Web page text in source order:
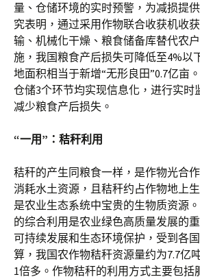
量、仓储环境的实时预警，为减损提
究表明，通过采用作物联合收获机收
输、机械化干燥、粮食储备库替代农
施，我国粮食产后损失可降低至4%以
地面积相当于新增“无形良田”0.7亿亩
仓储3个环节均实现信息化，进行实时
减少粮食产后损失。
“一用”：秸秆利用
秸秆的产生同粮食一样，是作物光合
消耗水土资源，且秸秆约占作物地上
是农业生态系统中宝贵的生物质资源
的综合利用是农业绿色高质量发展的
可持续发展和生态环境保护，受到各
算，我国农作物秸秆资源量约为7.7亿
1倍多。作物秸秆的利用方式主要包括